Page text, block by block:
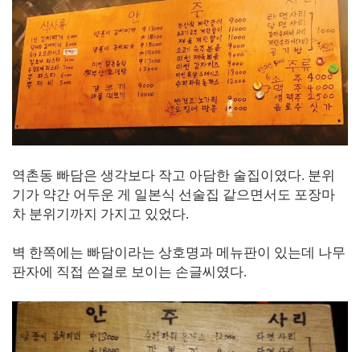
역촌동 빠담은 생각보다 작고 아담한 술집이였다. 분위
기가 약간 어두운 게 일본식 선술집 같으면서도 포장마
차 분위기까지 가지고 있었다.
벽 한쪽에는 빠담이라는 상호명과 메뉴판이 있는데 나무
판자에 직접 쓴걸로 보이는 손글씨였다.